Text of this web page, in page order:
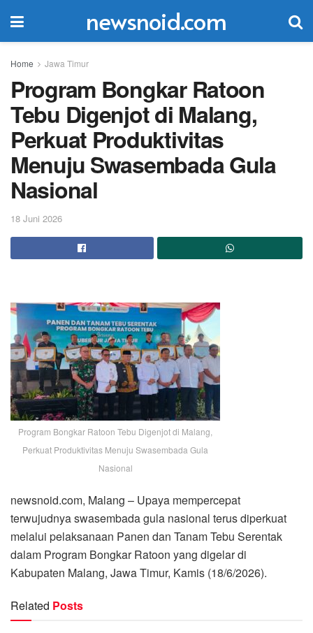
newsnoid.com
Home Jawa Timur
Program Bongkar Ratoon
Tebu Digenjot di Malang,
Perkuat Produktivitas
Menuju Swasembada Gula
Nasional
18 Juni 2026
Program Bongkar Ratoon Tebu Digenjot di Malang,
Perkuat Produktivitas Menuju Swasembada Gula
Nasional
newsnoid.com, Malang – Upaya mempercepat
terwujudnya swasembada gula nasional terus diperkuat
melalui pelaksanaan Panen dan Tanam Tebu Serentak
dalam Program Bongkar Ratoon yang digelar di
Kabupaten Malang, Jawa Timur, Kamis (18/6/2026).
Related Posts